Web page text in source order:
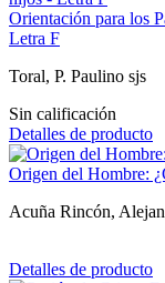
Orientación para los
Letra F
Toral, P. Paulino sjs
Sin calificación
Detalles de producto
Origen del Hombre:
Acuña Rincón,
Detalles de producto